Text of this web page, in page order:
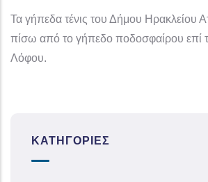
Τα γήπεδα τένις του Δήμου Ηρακλείου
πίσω από το γήπεδο ποδοσφαίρου επί
Λόφου.
ΚΑΤΗΓΟΡΊΕΣ